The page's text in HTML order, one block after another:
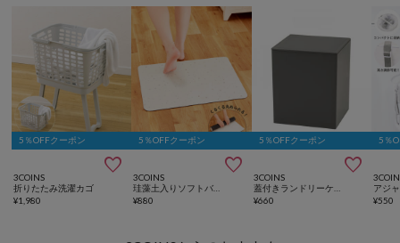
5％OFFクーポン

3COINS
折りたたみ洗濯カゴ
¥1,980
5％OFFクーポン

3COINS
¥880
5％OFFクーポン

3COINS
¥660
5％
¥550